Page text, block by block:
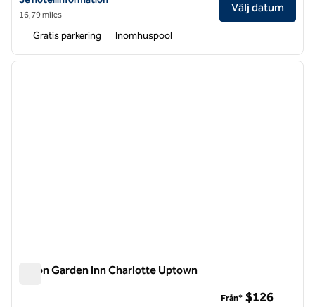
16,79 miles
Välj datum
Gratis parkering Inomhuspool
1 av 12
nästa
Hilton Garden Inn Charlotte Uptown
Från* $126